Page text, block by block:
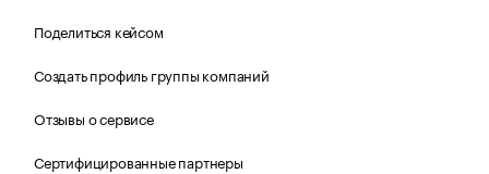
Поделиться кейсом
Создать профиль группы компаний
Отзывы о сервисе
Сертифицированные партнеры